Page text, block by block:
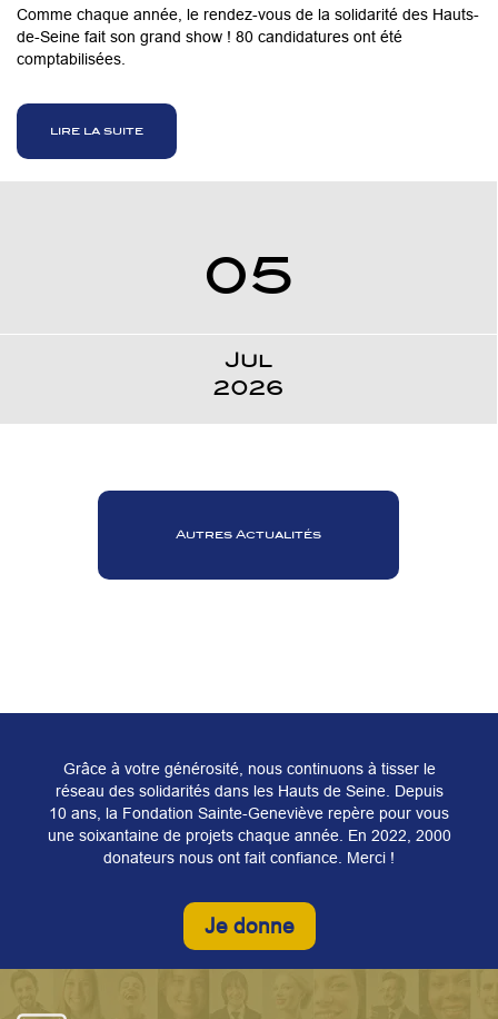
Comme chaque année, le rendez-vous de la solidarité des Hauts-
de-Seine fait son grand show ! 80 candidatures ont été
comptabilisées.
lire la suite
05
Jul
2026
Autres Actualités
Grâce à votre générosité, nous continuons à tisser le
réseau des solidarités dans les Hauts de Seine. Depuis
10 ans, la Fondation Sainte-Geneviève repère pour vous
une soixantaine de projets chaque année. En 2022 , 2000
donateurs nous ont fait confiance. Merci !
Je donne